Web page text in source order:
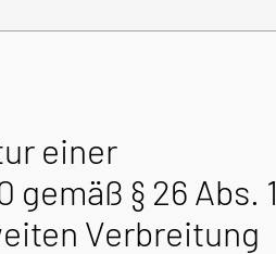
einer
§ 26 Abs. 1
Verbreitung